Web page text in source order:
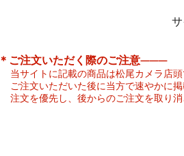
​＊ご注文いただく際のご注意———
当サイトに記載の商品は松尾カメラ店
ご注文いただいた後に当方で速やかに
注文を優先し、後からのご注文を取り